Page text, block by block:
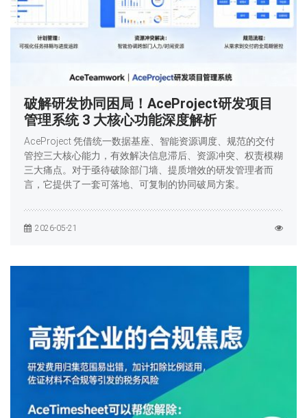
破解研发协同困局！AceProject研发项目
管理系统 3 大核心功能深度解析
AceProject 凭借统一数据基座、智能资源调度、规范的交付
管控三大核心能力，有效解决信息滞后、资源冲突、权责模糊
三大痛点。对于亟待破除部门墙、提质增效的研发管理者而
言，它提供了一套可落地、可复制的协同破局方案。
2026-05-21